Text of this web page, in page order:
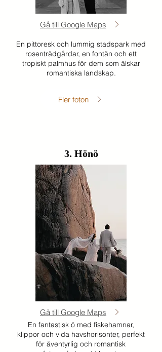
Gå till Google Maps
En pittoresk och lummig stadspark med
rosenträdgårdar, en fontän och ett
tropiskt palmhus för dem som älskar
romantiska landskap.
Fler foton
3. Hönö
Gå till Google Maps
En fantastisk ö med fiskehamnar,
klippor och vida havshorisonter, perfekt
för äventyrlig och romantisk